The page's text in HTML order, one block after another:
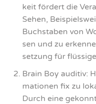
keit för­dert die
Sehen,
Buch­sta­ben von
sen und zu
set­zung für
Brain Boy audi­tiv:
ma­tio­nen fix zu
Durch eine